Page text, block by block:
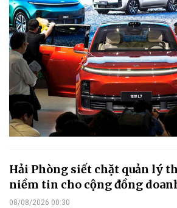
Hải Phòng siết chặt quản lý
niềm tin cho cộng đồng
08/08/2026 00:30